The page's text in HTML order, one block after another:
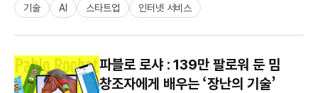
기술 AI 스타트업 인터넷 서비스
파블로 로샤 : 139만 팔로워 둔 밈
창조자에게 배우는 ‘장난의 기술’